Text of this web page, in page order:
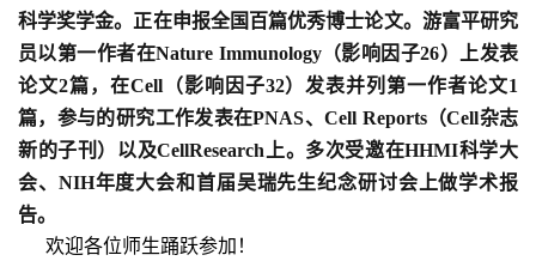
科学奖学金。正在申报全国百篇优秀博士论文。游富平研究
员以第一作者在Nature Immunology（影响因子26）上发表
论文2篇，在Cell（影响因子32）发表并列第一作者论文1
篇，参与的研究工作发表在PNAS、Cell Reports（Cell杂志
新的子刊）以及CellResearch 上。多次受邀在HHMI科学大
会、 NIH年度大会和首届吴瑞先生纪念研讨会上做学术报
告。
欢迎各位师生踊跃参加！